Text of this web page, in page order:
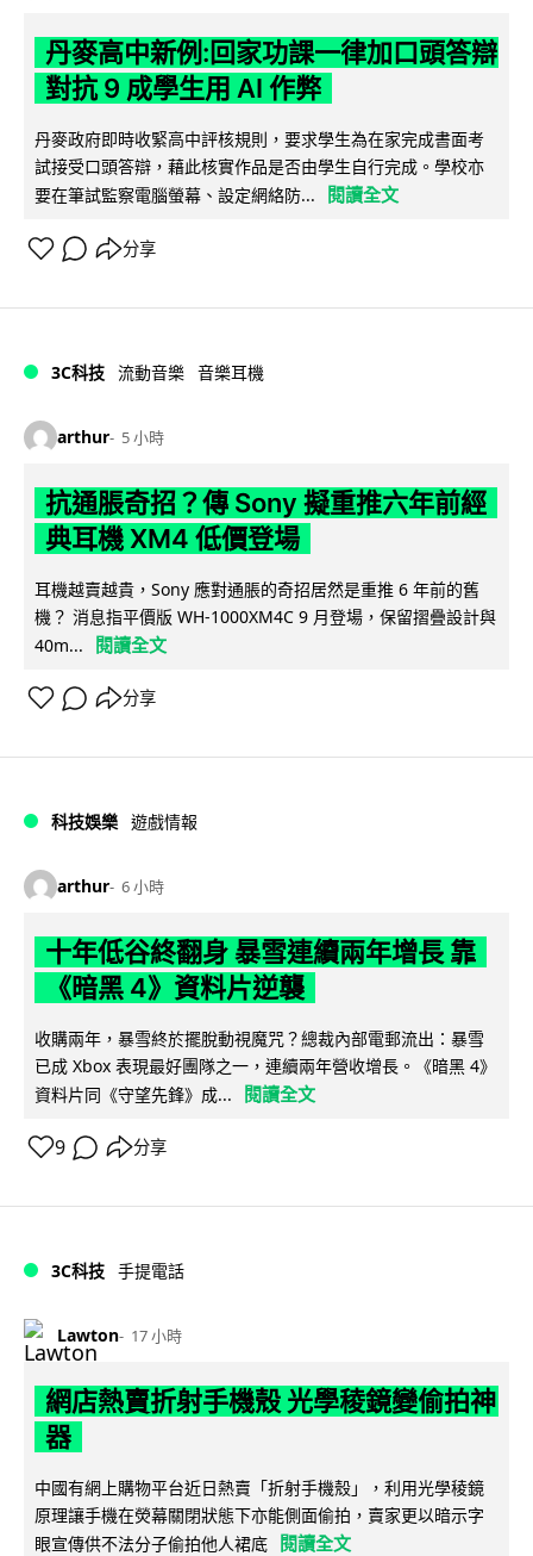
丹麥高中新例:回家功課一律加口頭答辯
對抗 9 成學生用 AI 作弊
丹麥政府即時收緊高中評核規則，要求學生為在家完成書面考
試接受口頭答辯，藉此核實作品是否由學生自行完成。學校亦
要在筆試監察電腦螢幕、設定網絡防...
閱讀全文
分享
3C科技 流動音樂 音樂耳機
arthur 5 小時
抗通脹奇招？傳 Sony 擬重推六年前經
典耳機 XM4 低價登場
耳機越賣越貴，Sony 應對通脹的奇招居然是重推 6 年前的舊
機？ 消息指平價版 WH-1000XM4C 9 月登場，保留摺疊設計與
40m...
閱讀全文
分享
科技娛樂 遊戲情報
arthur 6 小時
十年低谷終翻身 暴雪連續兩年增長 靠
《暗黑 4》資料片逆襲
收購兩年，暴雪終於擺脫動視魔咒？總裁內部電郵流出：暴雪
已成 Xbox 表現最好團隊之一，連續兩年營收增長。《暗黑 4》
資料片同《守望先鋒》成...
閱讀全文
9 分享
3C科技 手提電話
Lawton 17 小時
網店熱賣折射手機殼 光學稜鏡變偷拍神
器
中國有網上購物平台近日熱賣「折射手機殼」，利用光學稜鏡
原理讓手機在熒幕關閉狀態下亦能側面偷拍，賣家更以暗示字
眼宣傳供不法分子偷拍他人裙底 閱讀全文